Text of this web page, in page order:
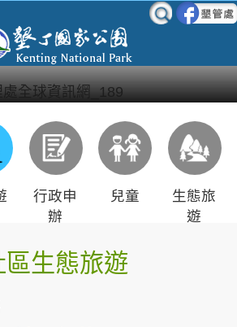
行政申
辦
兒童
生態旅
遊
區生態旅遊